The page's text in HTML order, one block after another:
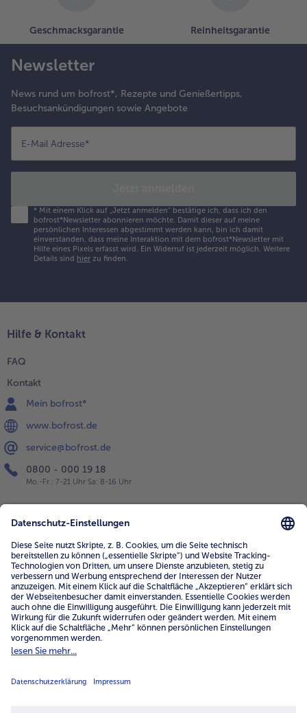
Geschmacksgarantie Reinheitsgarantie
Newsletter
News rund um bofrost*, Rezepte und Genießertipps,
Besuchsankündigungen sowie Angebote
E-Mail Adresse*
* Mit einem Klick auf „Jetzt anmelden" bestätige ich, dass ich den
bofrost*Newsletter abonnieren möchte. Damit dieser auf meine
persönlichen Interessen abgestimmt werden kann, bin ich damit
einverstanden, dass meine Interaktion mit dem bofrost*Newsletter mit
Hilfe eines Pixels erfasst wird. Ein Widerruf ist jederzeit möglich. Weitere
Details sind hier zu finden.
Hilfe & Kontakt
FAQ
Kontakt
Mein bofrost*
www.bofrost.de
service@bofrost.de
0800 - 000 19 18
Mo.-Fr.: 7-21 Uhr Sa: 8-16 Uhr
Service
Unternehmen
Über uns